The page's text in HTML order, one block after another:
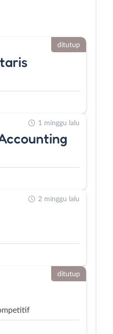
ditutup
1 minggu lalu
2 minggu lalu
ditutup